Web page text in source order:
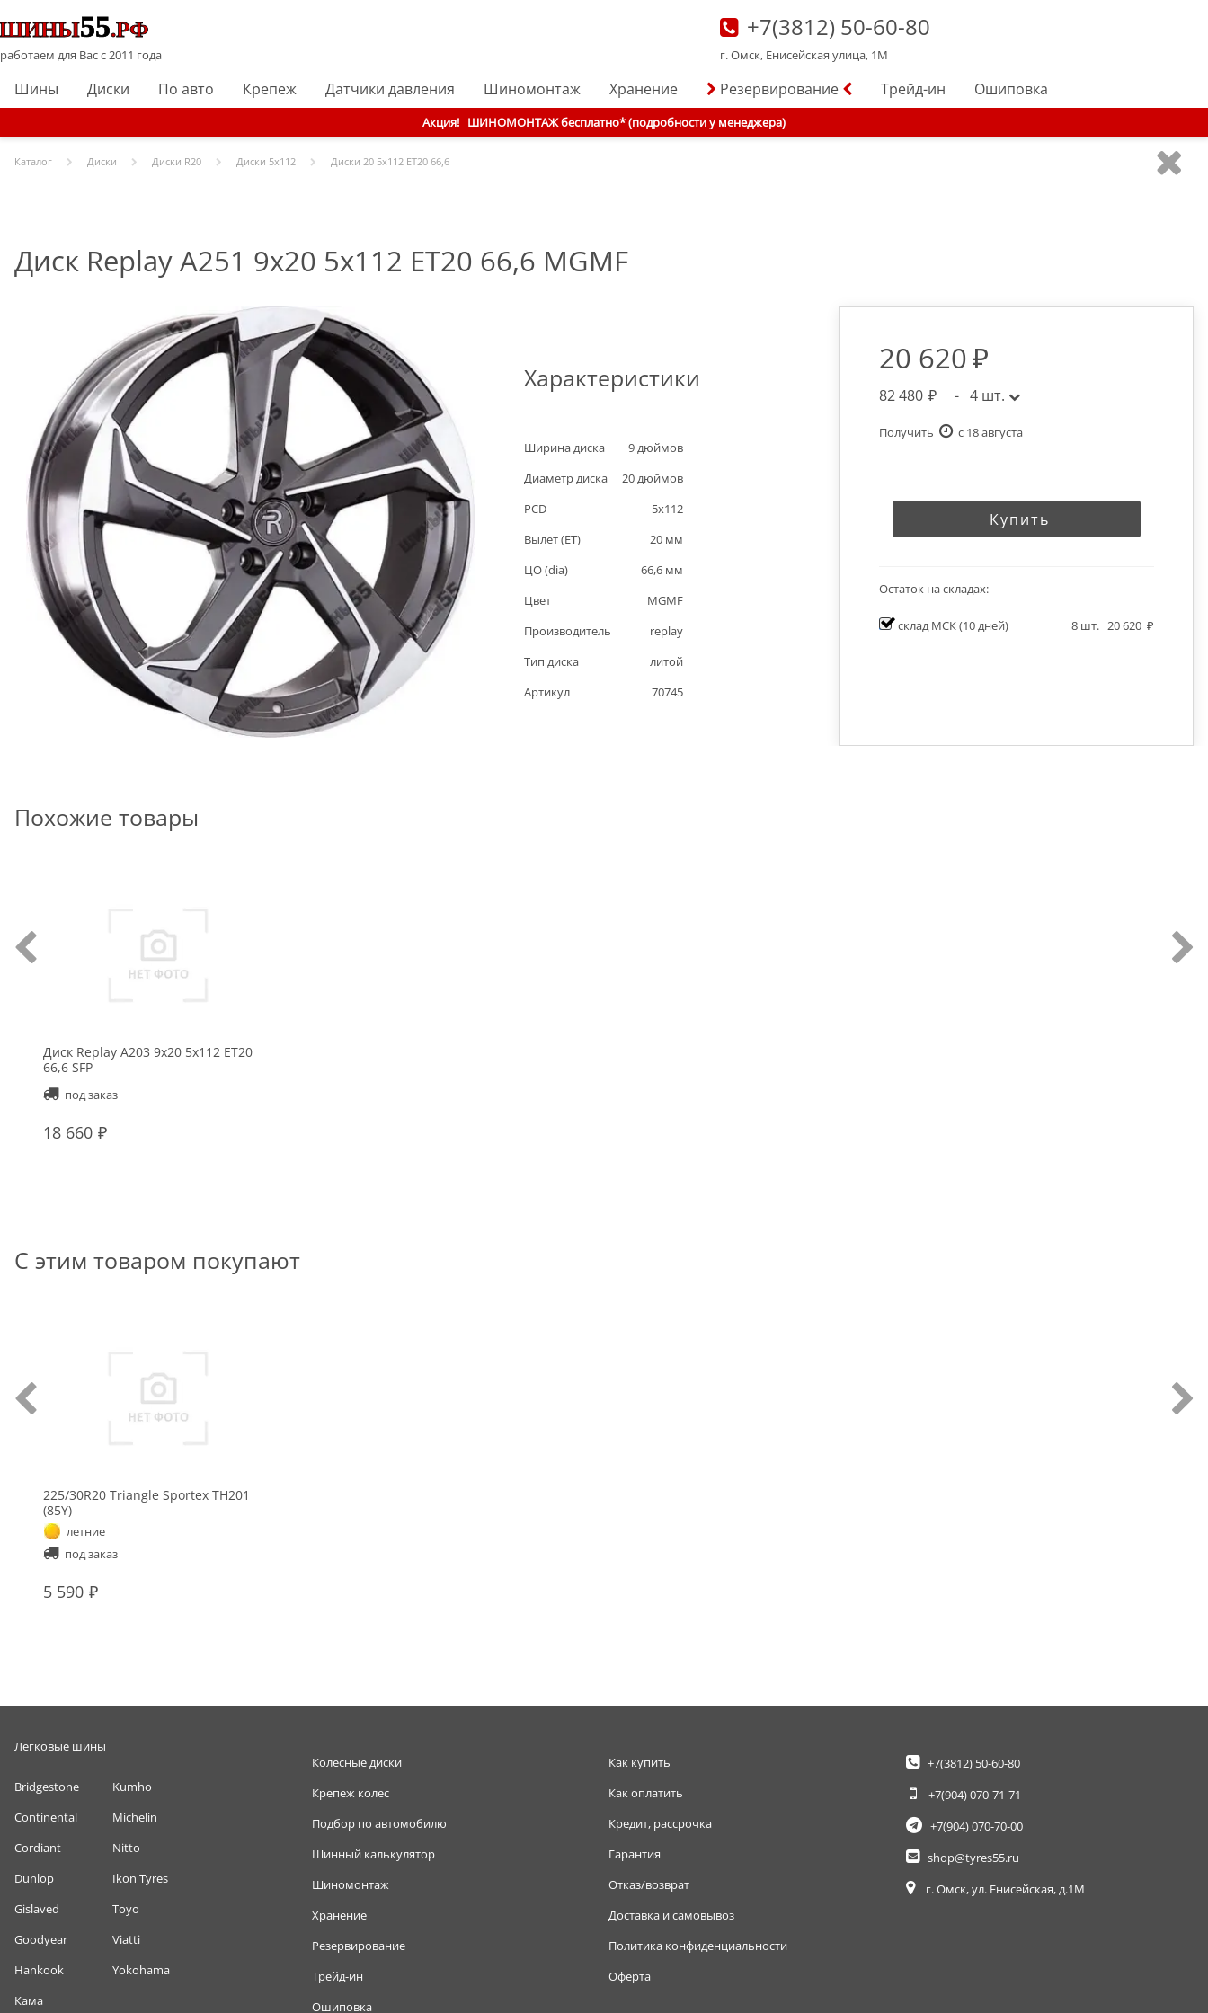
работаем для Вас с 2011 года
+7(3812) 50-60-80
г. Омск, Енисейская улица, 1М
Шины Диски По авто Крепеж Датчики давления Шиномонтаж Хранение Резервирование Трейд-ин Ошиповка
Акция! ШИНОМОНТАЖ бесплатно* (подробности у менеджера)
Каталог Диски Диски R20 Диски 5x112 Диски 20 5x112 ET20 66,6
Диск Replay A251 9x20 5x112 ET20 66,6 MGMF
Характеристики
Ширина диска 9дюймов
Диаметр диска
20дюймов
PCD
5x112
Вылет (ET)
20 мм
ЦО (dia)
66,6 мм
Цвет
MGMF
Производитель
replay
Тип диска
литой
Артикул
70745
20 620
82 480 - 4 шт.
Получить c 18 августа
Купить
Остаток на складах:
склад МСК(10 дней) 8 шт. 20 620
Похожие товары
Диск Replay A203 9x20 5x112 ET20
66,6 SFP
под заказ
18 660
С этим товаром покупают
225/30R20 Triangle Sportex TH201
(85Y)
летние
под заказ
5 590
Легковые шины
Bridgestone
Continental
Cordiant
Dunlop
Gislaved
Goodyear
Hankook
Кама
Kumho
Michelin
Nitto
Ikon Tyres
Toyo
Viatti
Yokohama
Колесные диски
Крепеж колес
Подбор по автомобилю
Шинный калькулятор
Шиномонтаж
Хранение
Резервирование
Трейд-ин
Ошиповка
Как купить
Как оплатить
Кредит, рассрочка
Гарантия
Отказ/возврат
Доставка и самовывоз
Политика конфиденциальности
Оферта
+7(3812)50-60-80
+7(904)070-71-71
+7(904)070-70-00
shop@tyres55.ru
г. Омск, ул. Енисейская, д.1М